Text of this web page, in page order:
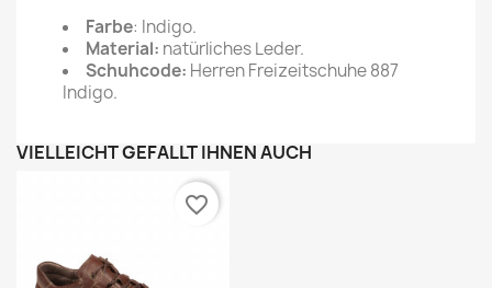
Farbe: Indigo.
Material: natürliches Leder.
Schuhcode: Herren Freizeitschuhe 887
Indigo.
VIELLEICHT GEFÄLLT IHNEN AUCH
favorite_border